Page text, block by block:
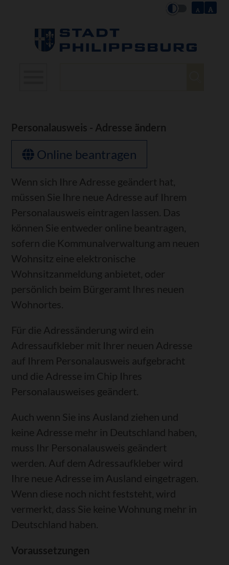
Personalausweis - Adresse ändern
Online beantragen
Wenn sich Ihre Adresse geändert hat,
müssen Sie Ihre neue Adresse auf Ihrem
Personalausweis eintragen lassen. Das
können Sie entweder online beantragen,
sofern die Kommunalverwaltung am neuen
Wohnsitz eine elektronische
Wohnsitzanmeldung anbietet, oder
persönlich beim Bürgeramt Ihres neuen
Wohnortes.
Für die Adressänderung wird ein
Adressaufkleber mit Ihrer neuen Adresse
auf Ihrem Personalausweis aufgebracht
und die Adresse im Chip Ihres
Personalausweises geändert.
Auch wenn Sie ins Ausland ziehen und
keine Adresse mehr in Deutschland haben,
muss Ihr Personalausweis geändert
werden. Auf dem Adressaufkleber wird
Ihre neue Adresse im Ausland eingetragen.
Wenn diese noch nicht feststeht, wird
vermerkt, dass Sie keine Wohnung mehr in
Deutschland haben.
Voraussetzungen